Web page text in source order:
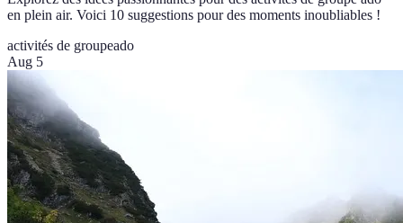
en plein air. Voici 10 suggestions pour des moments inoubliables !
activités de groupeado
Aug 5